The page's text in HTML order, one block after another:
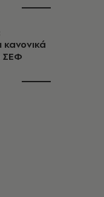
κανονικά
ΣΕΦ